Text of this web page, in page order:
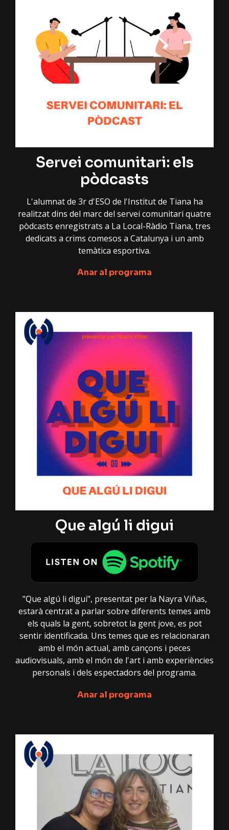
Servei comunitari: els
pòdcasts
L'alumnat de 3r d'ESO de l'Institut de Tiana ha
realitzat dins del marc del servei comunitari quatre
pòdcasts enregistrats a La Local-Ràdio Tiana, tres
dedicats a crims comesos a Catalunya i un amb
temàtica esportiva.
Anar al programa
Que algú li digui
"Que algú li digui", presentat per la Nayra Viñas,
estarà centrat a parlar sobre diferents temes amb
els quals la gent, sobretot la gent jove, es pot
sentir identificada. Uns temes que es relacionaran
amb el món actual, amb cançons i peces
audiovisuals, amb el món de l'art i amb experiències
personals i dels espectadors del programa.
Anar al programa